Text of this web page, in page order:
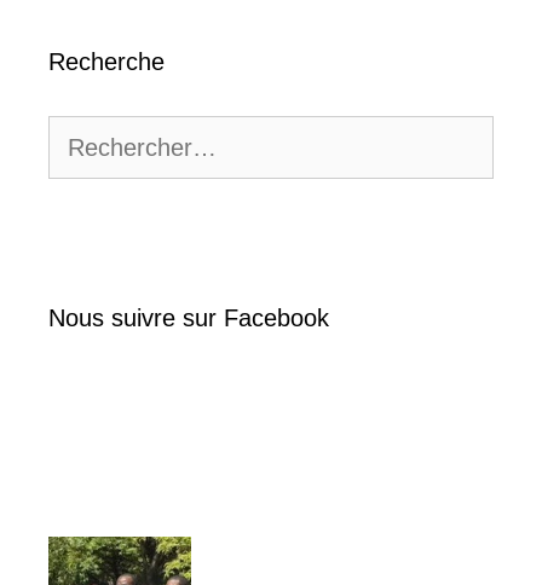
Recherche
Nous suivre sur Facebook